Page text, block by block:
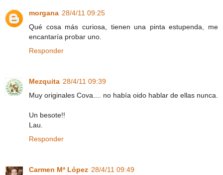
morgana 28/4/11 09:25
Qué cosa más curiosa, tienen una pinta estupenda, me
encantaría probar uno.
Responder
Mezquita 28/4/11 09:39
Muy originales Cova.... no había oido hablar de ellas nunca.
Un besote!!
Lau.
Responder
Carmen Mª López 28/4/11 09:49